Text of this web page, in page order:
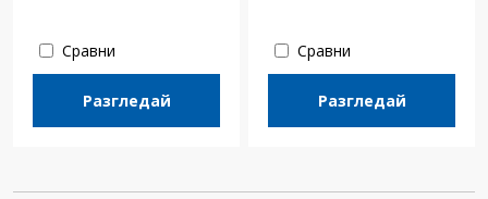
Сравни
Разгледай
Сравни
Разгледай